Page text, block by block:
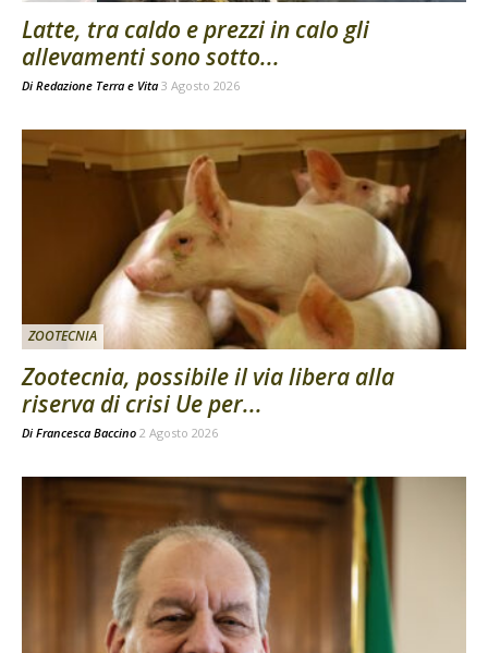
Latte, tra caldo e prezzi in calo gli
allevamenti sono sotto...
Di Redazione Terra e Vita 3 Agosto 2026
ZOOTECNIA
Zootecnia, possibile il via libera alla
riserva di crisi Ue per...
Di Francesca Baccino 2 Agosto 2026